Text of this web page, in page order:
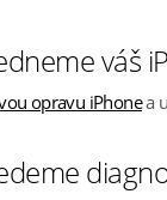
váš
opravu iPhonea